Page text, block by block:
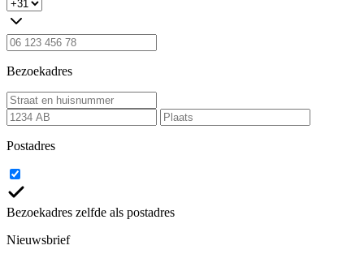
Bezoekadres
Postadres
Bezoekadres zelfde als postadres
Nieuwsbrief